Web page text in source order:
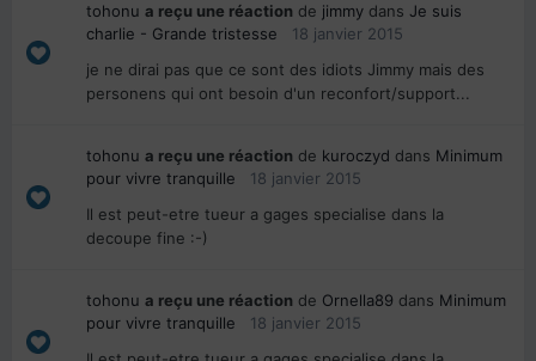
tohonu a reçu une réaction de jimmy dans Je suis
charlie - Grande tristesse
18 janvier 2015
je ne dirai pas que ce sont des idiots Jimmy mais des
personens qui ont besoin d'un reconfort/support...
tohonu a reçu une réaction de kuroczyd dans Minimum
pour vivre tranquille
18 janvier 2015
Il est peut-etre tueur a gages specialise dans la
decoupe fine :-)
tohonu a reçu une réaction de Ornella89 dans Minimum
pour vivre tranquille
18 janvier 2015